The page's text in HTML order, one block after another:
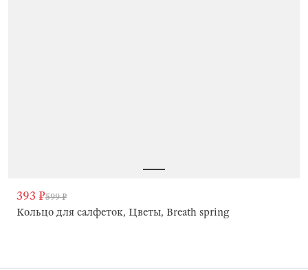
393 ₽599 ₽
Кольцо для салфеток, Цветы, Breath spring